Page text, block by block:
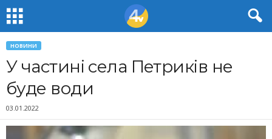
НОВИНИ
У частині села Петриків не
буде води
03.01.2022